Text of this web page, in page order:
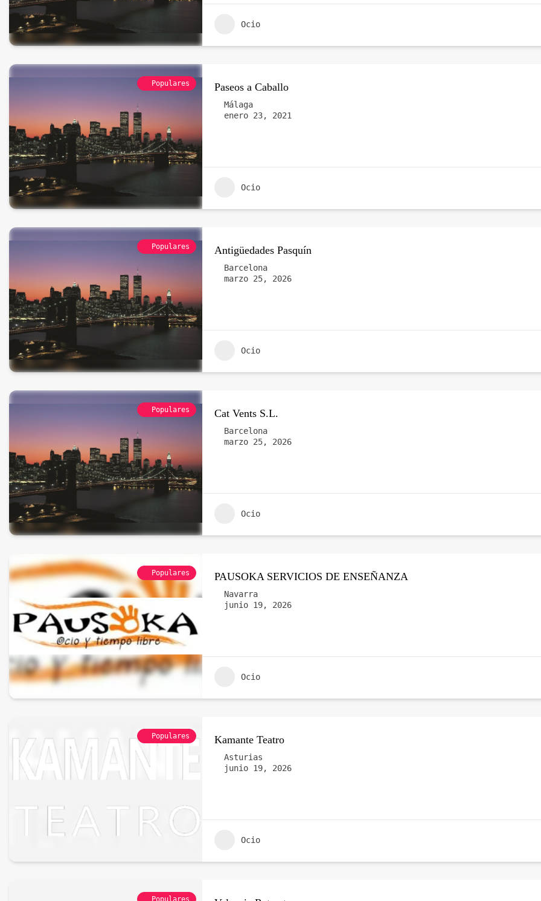
Ocio
Populares Paseos a Caballo
Málaga
enero 23, 2021
Ocio
Populares Antigüedades Pasquín
Barcelona
marzo 25, 2026
Ocio
Populares Cat Vents S.L.
Barcelona
marzo 25, 2026
Ocio
Populares PAUSOKA SERVICIOS DE ENSEÑANZA
Navarra
junio 19, 2026
Ocio
Populares Kamante Teatro
Asturias
junio 19, 2026
Ocio